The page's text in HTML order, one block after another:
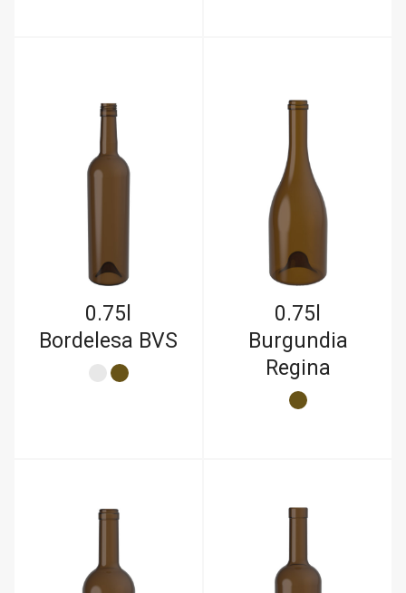
0.75l
Bordelesa BVS
0.75l
Burgundia
Regina